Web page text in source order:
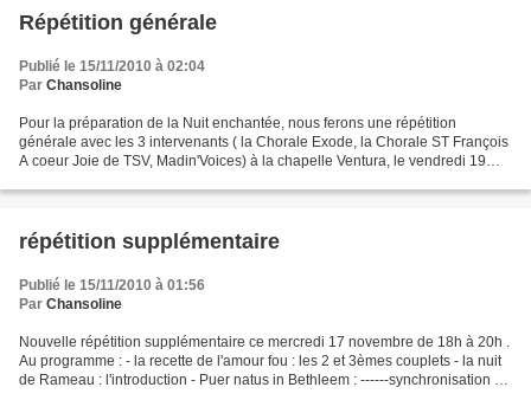
Répétition générale
Publié le 15/11/2010 à 02:04
Par Chansoline
Pour la préparation de la Nuit enchantée, nous ferons une répétition
générale avec les 3 intervenants ( la Chorale Exode, la Chorale ST François
A coeur Joie de TSV, Madin'Voices) à la chapelle Ventura, le vendredi 19
répétition supplémentaire
Publié le 15/11/2010 à 01:56
Par Chansoline
Nouvelle répétition supplémentaire ce mercredi 17 novembre de 18h à 20h .
Au programme : - la recette de l'amour fou : les 2 et 3èmes couplets - la nuit
de Rameau : l'introduction - Puer natus in Bethleem : ------synchronisation du